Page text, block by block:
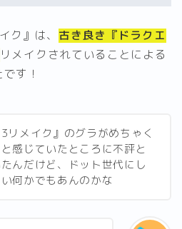
ク』は、 古き良き『ドラクエ
リメイクされていることによる
す！
3リメイク』のグラがめちゃく
感じていたところに不評と
んだけど、ドット世代にし
何かでもあんのかな